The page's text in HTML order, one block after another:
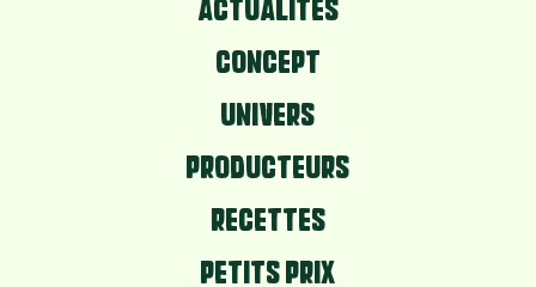
ACTUALITÉS
CONCEPT
UNIVERS
PRODUCTEURS
RECETTES
PETITS PRIX